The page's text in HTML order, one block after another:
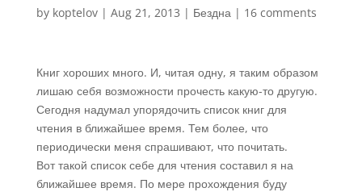
by koptelov| Aug 21, 2013 | Бездна| 16 comments
Книг хороших много. И, читая одну, я таким образом
лишаю себя возможности прочесть какую-то другую.
Сегодня надумал упорядочить список книг для
чтения в ближайшее время. Тем более, что
периодически меня спрашивают, что почитать.
Вот такой список себе для чтения составил я на
ближайшее время. По мере прохождения буду